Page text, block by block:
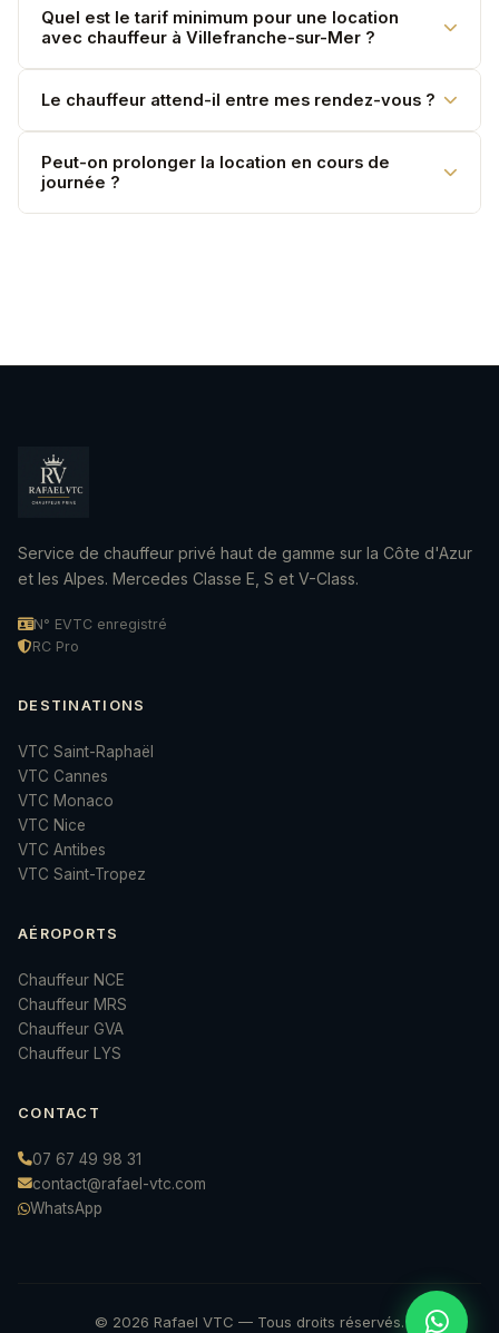
Quel est le tarif minimum pour une location
avec chauffeur à Villefranche-sur-Mer ?
Minimum 2 heures. Le tarif horaire est établi sur devis
selon le véhicule choisi.
Le chauffeur attend-il entre mes rendez-vous ?
Oui. L'attente est incluse dans la mise à disposition —
votre chauffeur reste disponible en permanence.
Peut-on prolonger la location en cours de
journée ?
Service de chauffeur privé haut de gamme sur la Côte d'Azur
et les Alpes. Mercedes Classe E, S et V-Class.
N° EVTC enregistré
RC Pro
DESTINATIONS
VTC Saint-Raphaël
VTC Cannes
VTC Monaco
VTC Nice
VTC Antibes
VTC Saint-Tropez
AÉROPORTS
Chauffeur NCE
Chauffeur MRS
Chauffeur GVA
Chauffeur LYS
CONTACT
07 67 49 98 31
contact@rafael-vtc.com
WhatsApp
© 2026 Rafael VTC — Tous droits réservés.